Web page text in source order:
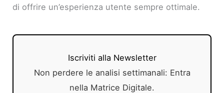
di offrire un’esperienza utente sempre ottimale.
Iscriviti alla Newsletter
Non perdere le analisi settimanali: Entra
nella Matrice Digitale.